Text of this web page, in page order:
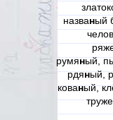
названый
румяный,
рдяный,
кованый,
труже